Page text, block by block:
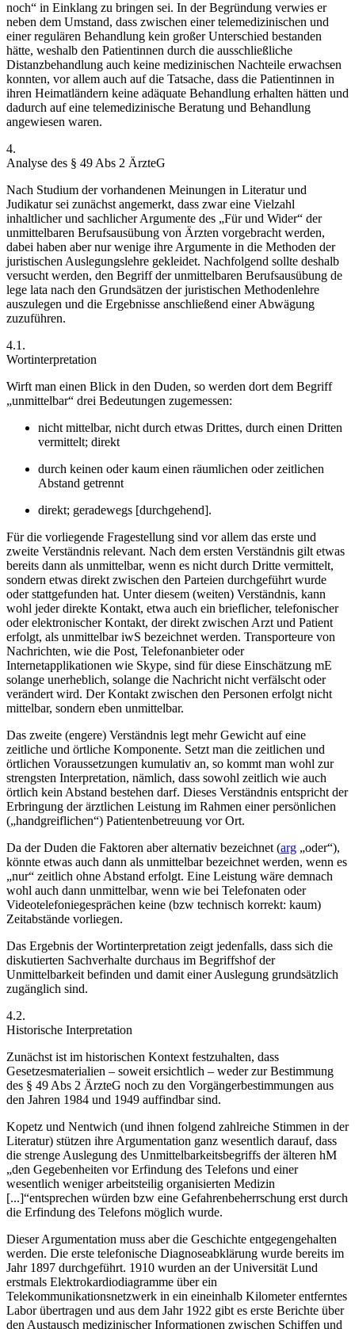
noch“ in Einklang zu bringen sei. In der Begründung verwies er
neben dem Umstand, dass zwischen einer telemedizinischen und
einer regulären Behandlung kein großer Unterschied bestanden
hätte, weshalb den Patientinnen durch die ausschließliche
Distanzbehandlung auch keine medizinischen Nachteile erwachsen
konnten, vor allem auch auf die Tatsache, dass die Patientinnen in
ihren Heimatländern keine adäquate Behandlung erhalten hätten und
dadurch auf eine telemedizinische Beratung und Behandlung
angewiesen waren.
4.
Analyse des § 49 Abs 2 ÄrzteG
Nach Studium der vorhandenen Meinungen in Literatur und
Judikatur sei zunächst angemerkt, dass zwar eine Vielzahl
inhaltlicher und sachlicher Argumente des „Für und Wider“ der
unmittelbaren Berufsausübung von Ärzten vorgebracht werden,
dabei haben aber nur wenige ihre Argumente in die Methoden der
juristischen Auslegungslehre gekleidet. Nachfolgend sollte deshalb
versucht werden, den Begriff der unmittelbaren Berufsausübung de
lege lata nach den Grundsätzen der juristischen Methodenlehre
auszulegen und die Ergebnisse anschließend einer Abwägung
zuzuführen.
4.1.
Wortinterpretation
Wirft man einen Blick in den Duden, so werden dort dem Begriff
„unmittelbar“ drei Bedeutungen zugemessen:
nicht mittelbar, nicht durch etwas Drittes, durch einen Dritten
vermittelt; direkt
durch keinen oder kaum einen räumlichen oder zeitlichen
Abstand getrennt
direkt; geradewegs [durchgehend].
Für die vorliegende Fragestellung sind vor allem das erste und
zweite Verständnis relevant. Nach dem ersten Verständnis gilt etwas
bereits dann als unmittelbar, wenn es nicht durch Dritte vermittelt,
sondern etwas direkt zwischen den Parteien durchgeführt wurde
oder stattgefunden hat. Unter diesem (weiten) Verständnis, kann
wohl jeder direkte Kontakt, etwa auch ein brieflicher, telefonischer
oder elektronischer Kontakt, der direkt zwischen Arzt und Patient
erfolgt, als unmittelbar iwS bezeichnet werden. Transporteure von
Nachrichten, wie die Post, Telefonanbieter oder
Internetapplikationen wie Skype, sind für diese Einschätzung mE
solange unerheblich, solange die Nachricht nicht verfälscht oder
verändert wird. Der Kontakt zwischen den Personen erfolgt nicht
mittelbar, sondern eben unmittelbar.
Das zweite (engere) Verständnis legt mehr Gewicht auf eine
zeitliche und örtliche Komponente. Setzt man die zeitlichen und
örtlichen Voraussetzungen kumulativ an, so kommt man wohl zur
strengsten Interpretation, nämlich, dass sowohl zeitlich wie auch
örtlich kein Abstand bestehen darf. Dieses Verständnis entspricht der
Erbringung der ärztlichen Leistung im Rahmen einer persönlichen
(„handgreiflichen“) Patientenbetreuung vor Ort.
Da der Duden die Faktoren aber alternativ bezeichnet (arg „oder“),
könnte etwas auch dann als unmittelbar bezeichnet werden, wenn es
„nur“ zeitlich ohne Abstand erfolgt. Eine Leistung wäre demnach
wohl auch dann unmittelbar, wenn wie bei Telefonaten oder
Videotelefoniegesprächen keine (bzw technisch korrekt: kaum)
Zeitabstände vorliegen.
Das Ergebnis der Wortinterpretation zeigt jedenfalls, dass sich die
diskutierten Sachverhalte durchaus im Begriffshof der
Unmittelbarkeit befinden und damit einer Auslegung grundsätzlich
zugänglich sind.
4.2.
Historische Interpretation
Zunächst ist im historischen Kontext festzuhalten, dass
Gesetzesmaterialien – soweit ersichtlich – weder zur Bestimmung
des § 49 Abs 2 ÄrzteG noch zu den Vorgängerbestimmungen aus
den Jahren 1984 und 1949 auffindbar sind.
Kopetz und Nentwich (und ihnen folgend zahlreiche Stimmen in der
Literatur) stützen ihre Argumentation ganz wesentlich darauf, dass
die strenge Auslegung des Unmittelbarkeitsbegriffs der älteren hM
„den Gegebenheiten vor Erfindung des Telefons und einer
wesentlich weniger arbeitsteilig organisierten Medizin
[...]“entsprechen würden bzw eine Gefahrenbeherrschung erst durch
die Erfindung des Telefons möglich wurde.
Dieser Argumentation muss aber die Geschichte entgegengehalten
werden. Die erste telefonische Diagnoseabklärung wurde bereits im
Jahr 1897 durchgeführt. 1910 wurden an der Universität Lund
erstmals Elektrokardiodiagramme über ein
Telekommunikationsnetzwerk in ein eineinhalb Kilometer entferntes
Labor übertragen und aus dem Jahr 1922 gibt es erste Berichte über
den Austausch medizinischer Informationen zwischen Schiffen und